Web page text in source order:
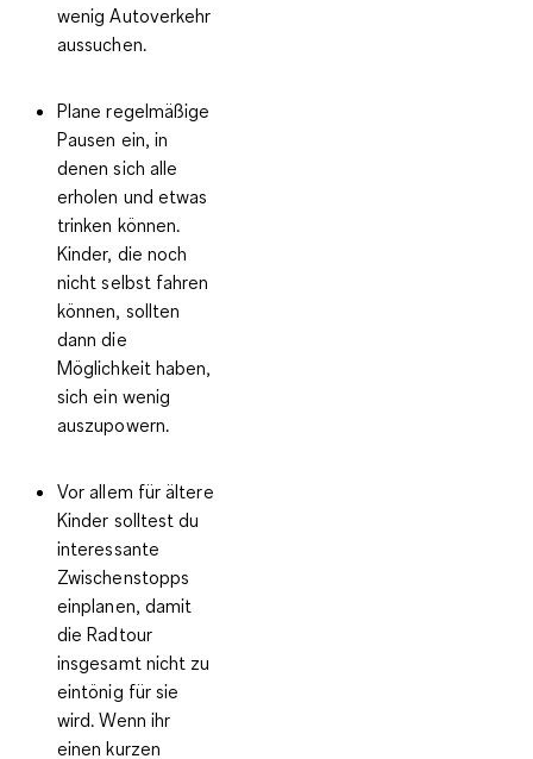
wenig Autoverkehr
aussuchen.
Planeregelmäßige
Pausen ein, in
denen sich alle
erholen und etwas
trinken können.
Kinder, die noch
nicht selbst fahren
können, sollten
dann die
Möglichkeit haben,
sich ein wenig
auszupowern.
Vor allem für ältere
Kinder solltest du
interessante
Zwischenstopps
einplanen, damit
die Radtour
insgesamt nicht zu
eintönig für sie
wird. Wenn ihr
einen kurzen